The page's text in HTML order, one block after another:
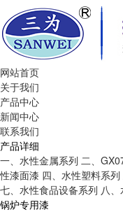
网站首页
关于我们
产品中心
新闻中心
联系我们
产品详细
一、水性金属系列 二、
性漆面漆 四、水性塑料系列
七、水性食品设备系列 八
锅炉专用漆